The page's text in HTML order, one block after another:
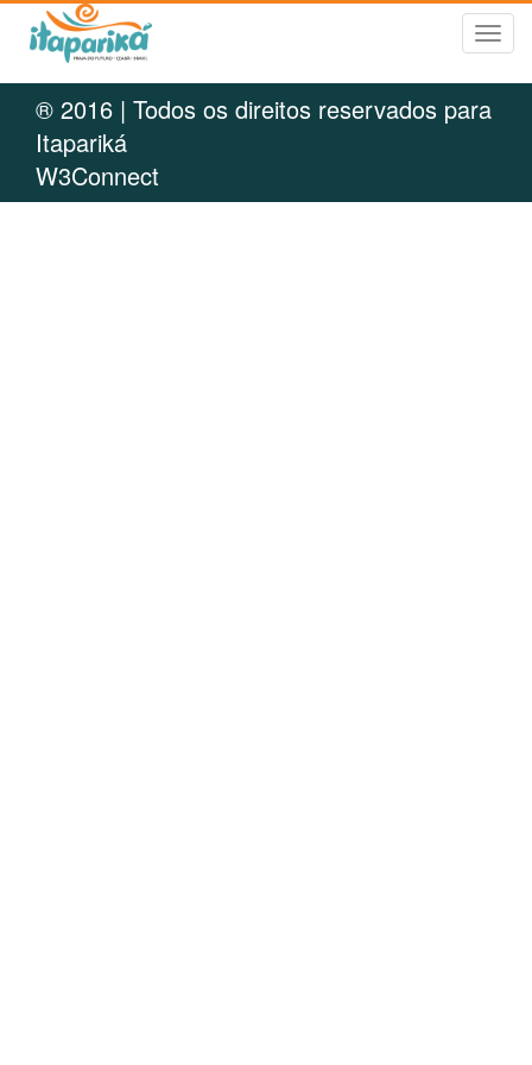
® 2016 | Todos os direitos reservados para
Itapariká
W3Connect